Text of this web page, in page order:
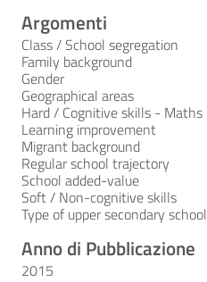
Argomenti
Class / School segregation
Family background
Gender
Geographical areas
Hard / Cognitive skills - Maths
Learning improvement
Migrant background
Regular school trajectory
School added-value
Soft / Non-cognitive skills
Type of upper secondary school
Anno di Pubblicazione
2015